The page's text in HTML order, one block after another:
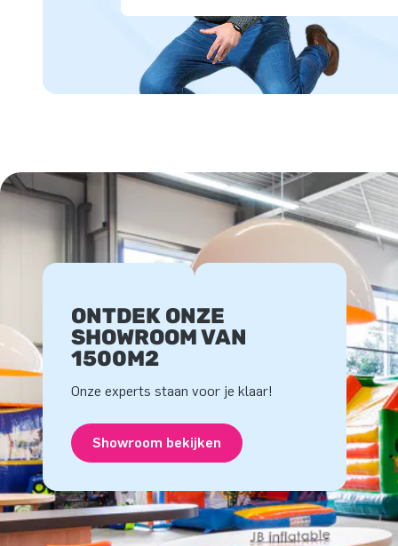
ONTDEK ONZE
SHOWROOM VAN
1500M2
Onze experts staan voor je klaar!
Showroom bekijken